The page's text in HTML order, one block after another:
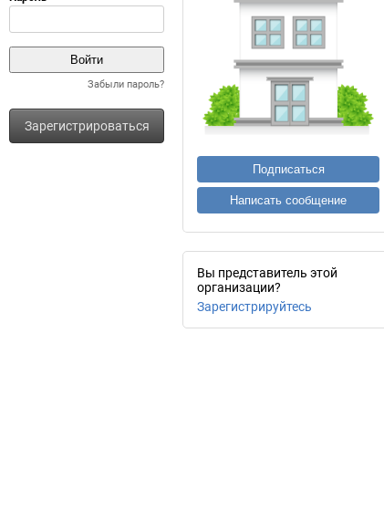
Забыли пароль?
Зарегистрироваться
Подписаться
Написать сообщение
Вы представитель этой
организации?
Зарегистрируйтесь